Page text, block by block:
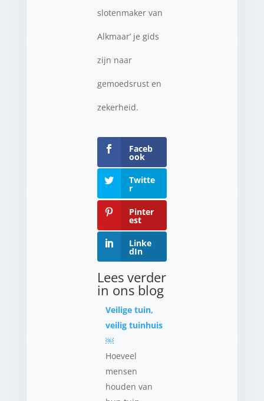
slotenmaker van
Alkmaar’ je gids
zijn naar
gemoedsrust en
zekerheid.
Faceb
ook
Twitte
r
Pinter
est
Linke
dIn
Lees verder
in ons blog
Veilige tuin,
veilig tuinhuis
￼
Hoeveel
mensen
houden van